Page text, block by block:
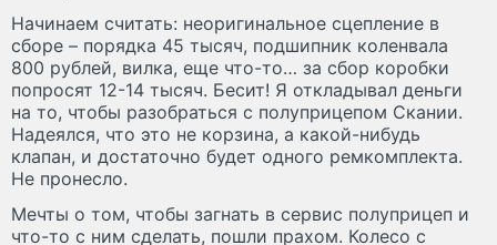
Начинаем считать: неоригинальное сцепление в
сборе – порядка 45 тысяч, подшипник коленвала
800 рублей, вилка, еще что-то… за сбор коробки
попросят 12-14 тысяч. Бесит! Я откладывал деньги
на то, чтобы разобраться с полуприцепом Скании.
Надеялся, что это не корзина, а какой-нибудь
клапан, и достаточно будет одного ремкомплекта.
Не пронесло.
Мечты о том, чтобы загнать в сервис полуприцеп и
что-то с ним сделать, пошли прахом. Колесо с